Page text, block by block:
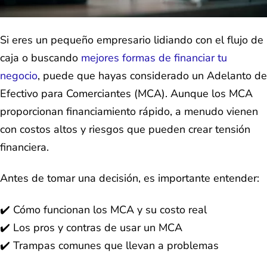
Si eres un pequeño empresario lidiando con el flujo de
caja o buscando mejores formas de financiar tu
negocio, puede que hayas considerado un Adelanto de
Efectivo para Comerciantes (MCA). Aunque los MCA
proporcionan financiamiento rápido, a menudo vienen
con costos altos y riesgos que pueden crear tensión
financiera.
Antes de tomar una decisión, es importante entender:
✔️ Cómo funcionan los MCA y su costo real
✔️ Los pros y contras de usar un MCA
✔️ Trampas comunes que llevan a problemas